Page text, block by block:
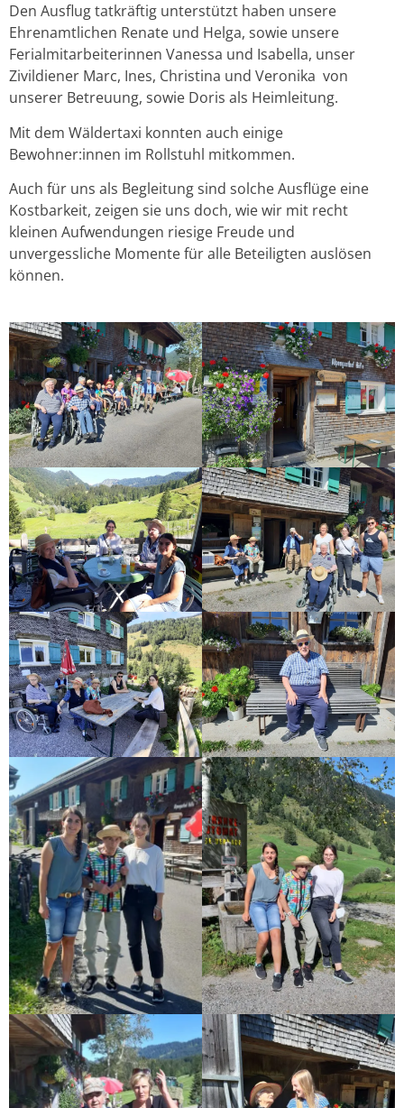
Den Ausflug tatkräftig unterstützt haben unsere
Ehrenamtlichen Renate und Helga, sowie unsere
Ferialmitarbeiterinnen Vanessa und Isabella, unser
Zivildiener Marc, Ines, Christina und Veronika von
unserer Betreuung, sowie Doris als Heimleitung.
Mit dem Wäldertaxi konnten auch einige
Bewohner:innen im Rollstuhl mitkommen.
Auch für uns als Begleitung sind solche Ausflüge eine
Kostbarkeit, zeigen sie uns doch, wie wir mit recht
kleinen Aufwendungen riesige Freude und
unvergessliche Momente für alle Beteiligten auslösen
können.